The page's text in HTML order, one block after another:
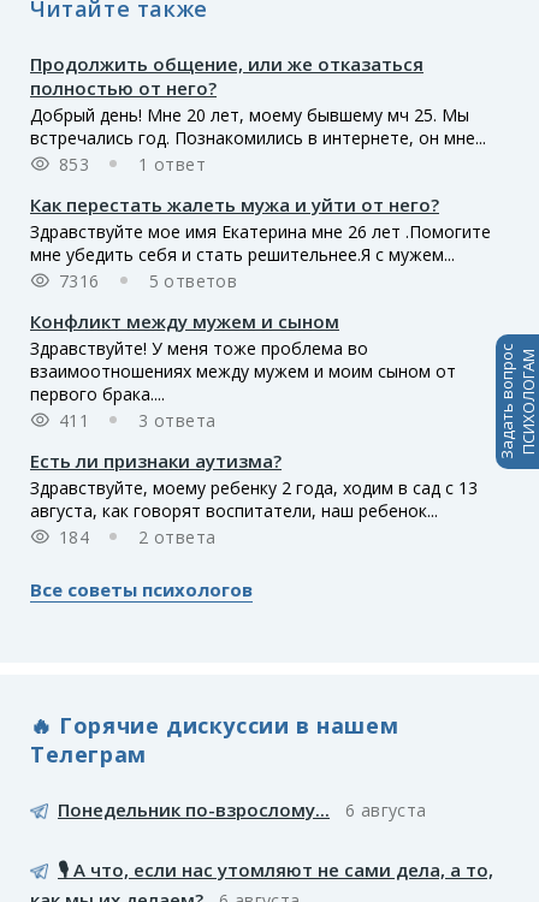
Читайте также
Продолжить общение, или же отказаться
полностью от него?
Добрый день! Мне 20 лет, моему бывшему мч 25. Мы
встречались год. Познакомились в интернете, он мне...
853
1 ответ
Как перестать жалеть мужа и уйти от него?
Здравствуйте мое имя Екатерина мне 26 лет .Помогите
мне убедить себя и стать решительнее.Я с мужем...
7316
5 ответов
Конфликт между мужем и сыном
Здравствуйте! У меня тоже проблема во
взаимоотношениях между мужем и моим сыном от
первого брака....
411
3 ответа
Есть ли признаки аутизма?
Здравствуйте, моему ребенку 2 года, ходим в сад с 13
августа, как говорят воспитатели, наш ребенок...
184
2 ответа
Все советы психологов
🔥 Горячие дискуссии в нашем
Телеграм
Понедельник по-взрослому... 6 августа
🎙️ А что, если нас утомляют не сами дела, а то,
Задать вопросПСИХОЛОГАМ